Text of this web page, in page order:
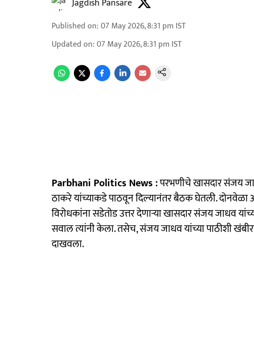
Jagdish Pansare
Published on:07 May 2026, 8:31 pm IST
Updated on:07 May 2026, 8:31 pm IST
Parbhani Politics News :परभणीचे खासदार संजय
ठाकरे यांच्याकडे पाठवून दिल्यानंतर बैठक घेतली.
विरोधकांना सडेतोड उत्तर देणाऱ्या खासदार संजय जाधव
सवाल त्यांनी केला. तसेच, संजय जाधव यांच्या पाठीशी
दाखवला.